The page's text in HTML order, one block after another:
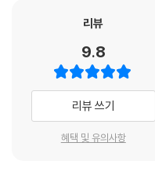
선택 도구 - 올가미 / 선택 도구
넣기 메뉴 사용하기 / 조정 도
Rini’s Advice 선택 도구 더 알아
Rini’s Advice 복사 및 붙여넣
8일 : 레몬에이드 음료수
대칭 그리기 가이드 사용하기 /
만 아니라 드로잉에 감성을 더
인 투시법을 누구나 쉽게 이해
법을 익히면 그림에 원근감과
바탕으로 생동감 있는 공간과
리뷰
9.8
리뷰 쓰기
혜택 및 유의사항